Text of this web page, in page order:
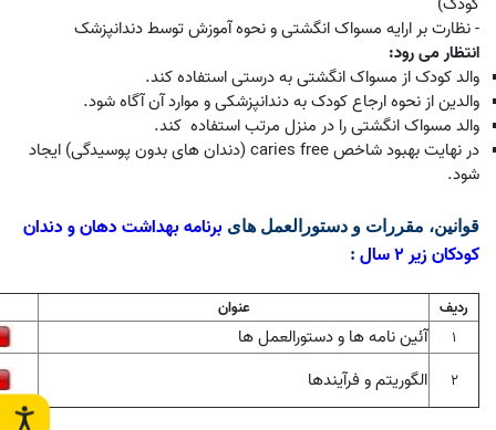
- نظارت بر ارایه مسواک انگشتی و نحوه آموزش توسط دندانپزشک
انتظار می رود:
والد کودک از مسواک انگشتی به درستی استفاده ‌کند.
والدین از نحوه ارجاع کودک به دندانپزشکی و موارد آن آگاه شود.
والد مسواک انگشتی را در منزل مرتب استفاده کند.
در نهایت بهبود شاخصcaries free(دندان های بدون پوسیدگی) ایجاد
شود.
قوانین، مقررات و دستورالعمل های برنامه بهداشت دهان و دندان
کودکان زیر 2 سال
:
ردیف
عنوان
1
آئین نامه ها و دستورالعمل ها
2 الگوریتم و فرآیندها